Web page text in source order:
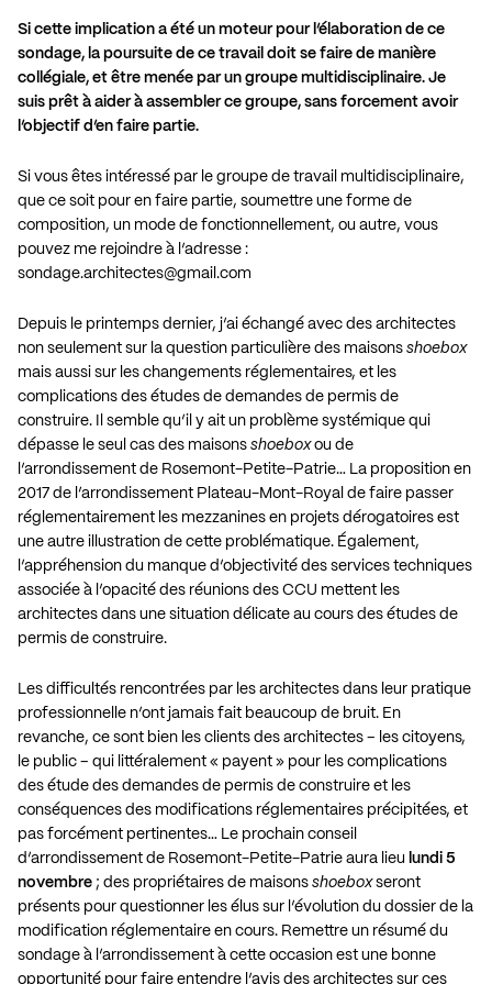
Si cette implication a été un moteur pour l’élaboration de ce
sondage, la poursuite de ce travail doit se faire de manière
collégiale, et être menée par un groupe multidisciplinaire. Je
suis prêt à aider à assembler ce groupe, sans forcement avoir
l’objectif d’en faire partie.
Si vous êtes intéressé par le groupe de travail multidisciplinaire,
que ce soit pour en faire partie, soumettre une forme de
composition, un mode de fonctionnellement, ou autre, vous
pouvez me rejoindre à l’adresse :
sondage.architectes@gmail.com
Depuis le printemps dernier, j’ai échangé avec des architectes
non seulement sur la question particulière des maisons shoebox
mais aussi sur les changements réglementaires, et les
complications des études de demandes de permis de
construire. Il semble qu’il y ait un problème systémique qui
dépasse le seul cas des maisons shoeboxou de
l’arrondissement de Rosemont-Petite-Patrie… La proposition en
2017 de l’arrondissement Plateau-Mont-Royal de faire passer
réglementairement les mezzanines en projets dérogatoires est
une autre illustration de cette problématique. Également,
l’appréhension du manque d’objectivité des services techniques
associée à l’opacité des réunions des CCU mettent les
architectes dans une situation délicate au cours des études de
permis de construire.
Les difficultés rencontrées par les architectes dans leur pratique
professionnelle n’ont jamais fait beaucoup de bruit. En
revanche, ce sont bien les clients des architectes – les citoyens,
le public – qui littéralement « payent » pour les complications
des étude des demandes de permis de construire et les
conséquences des modifications réglementaires précipitées, et
pas forcément pertinentes… Le prochain conseil
d’arrondissement de Rosemont-Petite-Patrie aura lieu lundi 5
novembre ; des propriétaires de maisons shoeboxseront
présents pour questionner les élus sur l’évolution du dossier de la
modification réglementaire en cours. Remettre un résumé du
sondage à l’arrondissement à cette occasion est une bonne
opportunité pour faire entendre l’avis des architectes sur ces